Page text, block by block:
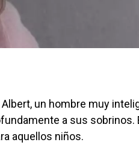
un hombre muy
a sus
aquellos niños.